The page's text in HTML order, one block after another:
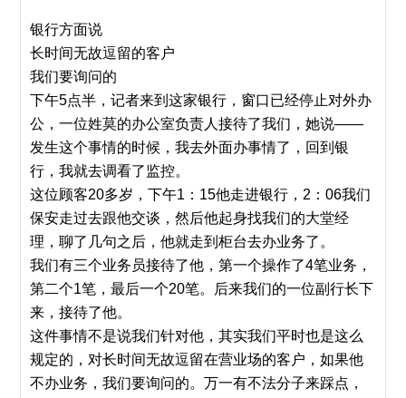
银行方面说
长时间无故逗留的客户
我们要询问的
下午5点半，记者来到这家银行，窗口已经停止对外办
公，一位姓莫的办公室负责人接待了我们，她说——
发生这个事情的时候，我去外面办事情了，回到银
行，我就去调看了监控。
这位顾客20多岁，下午1：15他走进银行，2：06我们
保安走过去跟他交谈，然后他起身找我们的大堂经
理，聊了几句之后，他就走到柜台去办业务了。
我们有三个业务员接待了他，第一个操作了4笔业务，
第二个1笔，最后一个20笔。后来我们的一位副行长下
来，接待了他。
这件事情不是说我们针对他，其实我们平时也是这么
规定的，对长时间无故逗留在营业场的客户，如果他
不办业务，我们要询问的。万一有不法分子来踩点，